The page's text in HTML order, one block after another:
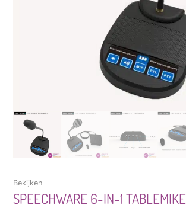
Bekijken
SPEECHWARE 6-IN-1 TABLEMIKE